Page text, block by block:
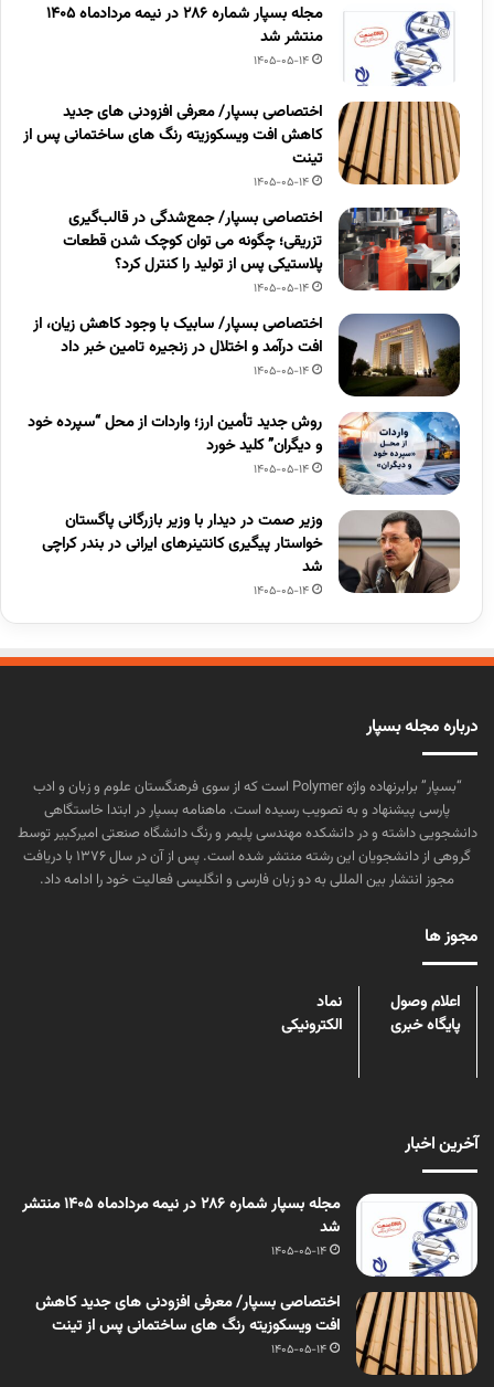
مجله بسپار شماره 286 در نیمه مردادماه 1405
منتشر شد
1405-05-14
اختصاصی بسپار/ معرفی افزودنی های جدید
کاهش افت ویسکوزیته رنگ های ساختمانی پس از
تینت
1405-05-14
اختصاصی بسپار/ جمع‌شدگی در قالب‌گیری
تزریقی؛ چگونه می توان کوچک شدن قطعات
پلاستیکی پس از تولید را کنترل کرد؟
1405-05-14
اختصاصی بسپار/ سابیک با وجود کاهش زیان، از
افت درآمد و اختلال در زنجیره تامین خبر داد
1405-05-14
روش جدید تأمین ارز؛ واردات از محل “سپرده خود
و دیگران” کلید خورد
1405-05-14
وزیر صمت در دیدار با وزیر بازرگانی پاگستان
خواستار پیگیری کانتینرهای ایرانی در بندر کراچی
شد
1405-05-14
درباره مجله بسپار
“بسپار” برابرنهاده واژه Polymer است که از سوی فرهنگستان علوم و زبان و ادب
پارسی پیشنهاد و به تصویب رسیده است. ماهنامه بسپار در ابتدا خاستگاهی
دانشجویی داشته و در دانشکده مهندسی پلیمر و رنگ دانشگاه صنعتی امیرکبیر توسط
گروهی از دانشجویان این رشته منتشر شده است. پس از آن در سال ۱۳۷۶ با دریافت
مجوز انتشار بین المللی به دو زبان فارسی و انگلیسی فعالیت خود را ادامه داد.
مجوز ها
اعلام وصول
پایگاه خبری
نماد
الکترونیکی
آخرین اخبار
مجله بسپار شماره 286 در نیمه مردادماه 1405 منتشر
شد
1405-05-14
اختصاصی بسپار/ معرفی افزودنی های جدید کاهش
افت ویسکوزیته رنگ های ساختمانی پس از تینت
1405-05-14